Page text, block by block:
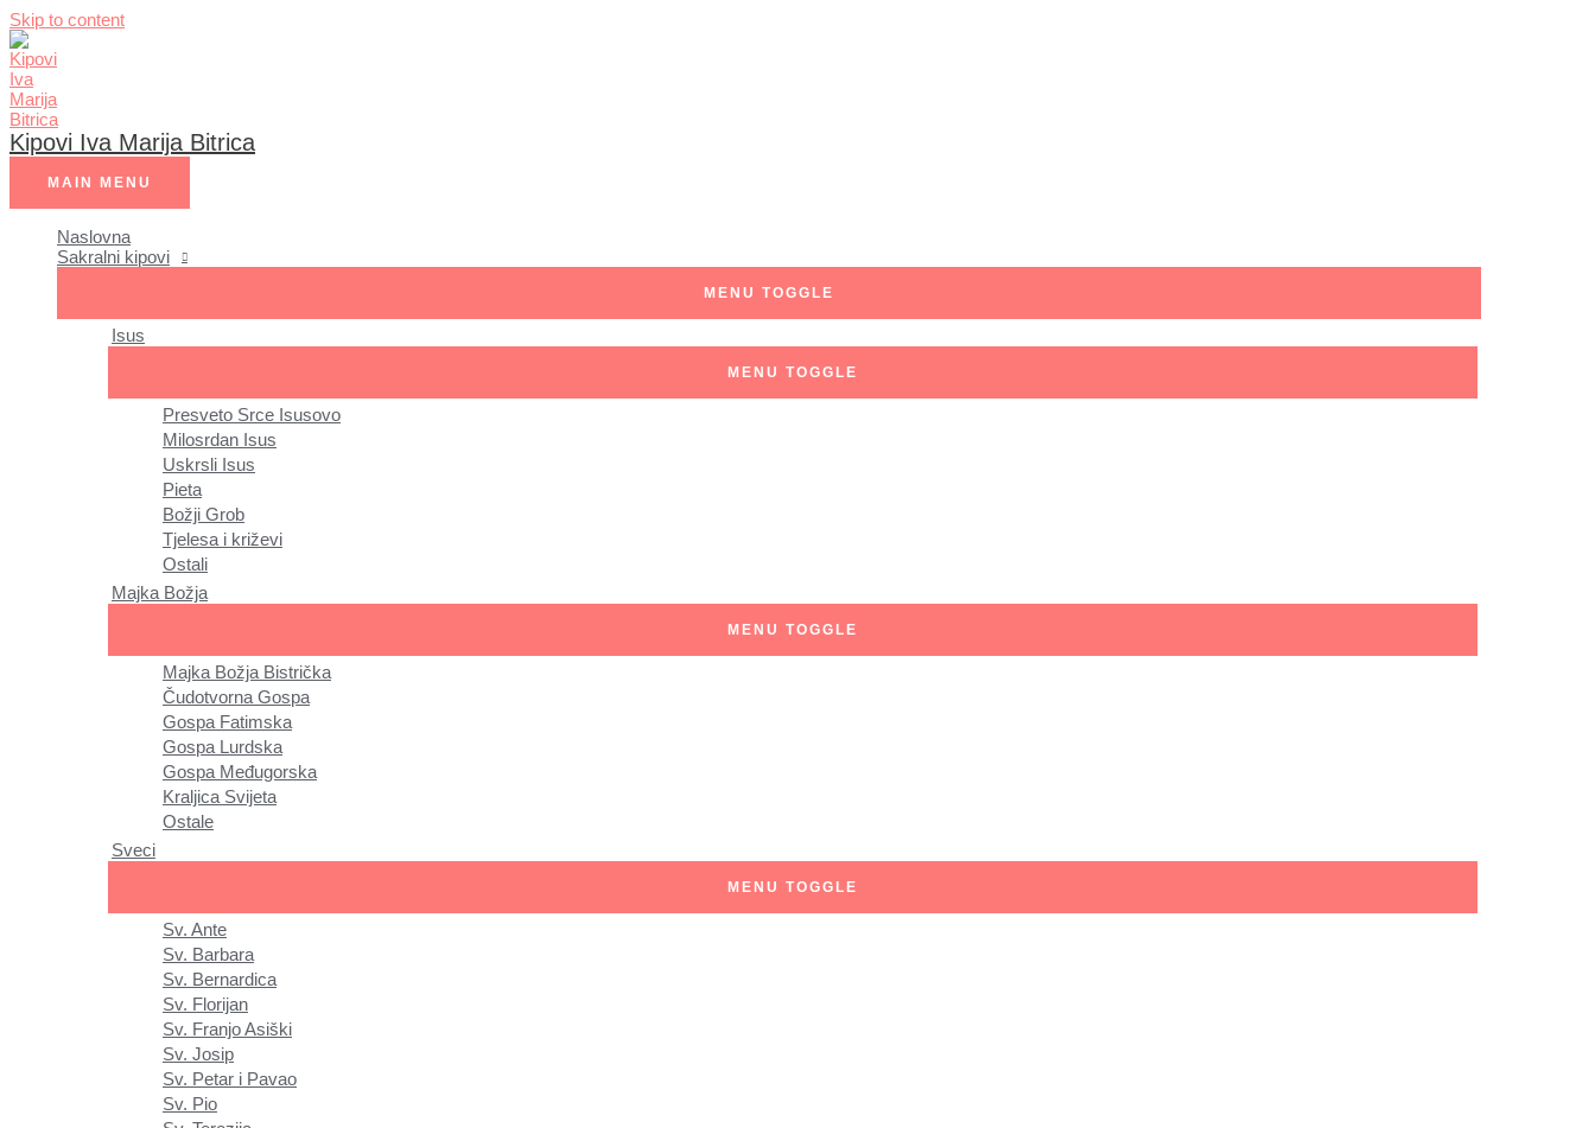
Skip to content
Kipovi Iva Marija Bitrica
MAIN MENU
Naslovna
Sakralni kipovi
MENU TOGGLE
Isus
MENU TOGGLE
Presveto Srce Isusovo
Milosrdan Isus
Uskrsli Isus
Pieta
Božji Grob
Tjelesa i križevi
Ostali
Majka Božja
MENU TOGGLE
Majka Božja Bistrička
Čudotvorna Gospa
Gospa Fatimska
Gospa Lurdska
Gospa Međugorska
Kraljica Svijeta
Ostale
Sveci
MENU TOGGLE
Sv. Ante
Sv. Barbara
Sv. Bernardica
Sv. Florijan
Sv. Franjo Asiški
Sv. Josip
Sv. Petar i Pavao
Sv. Pio